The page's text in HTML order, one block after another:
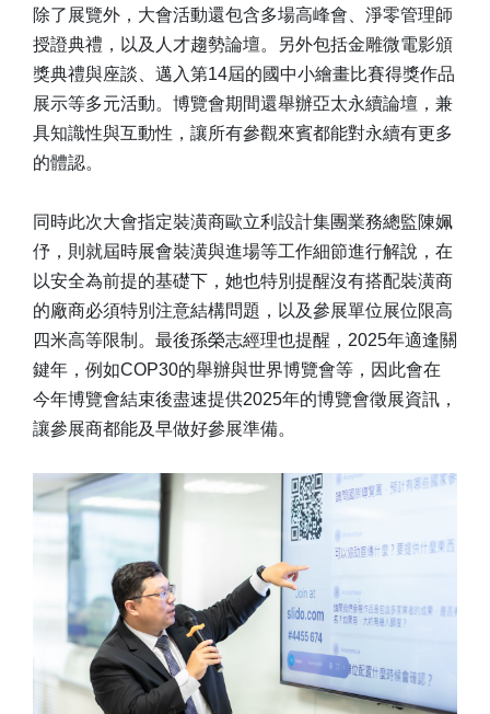
除了展覽外，大會活動還包含多場高峰會、淨零管理師
授證典禮，以及人才趨勢論壇。另外包括金雕微電影頒
獎典禮與座談、邁入第14屆的國中小繪畫比賽得獎作品
展示等多元活動。博覽會期間還舉辦亞太永續論壇，兼
具知識性與互動性，讓所有參觀來賓都能對永續有更多
的體認。
同時此次大會指定裝潢商歐立利設計集團業務總監陳姵
伃，則就屆時展會裝潢與進場等工作細節進行解說，在
以安全為前提的基礎下，她也特別提醒沒有搭配裝潢商
的廠商必須特別注意結構問題，以及參展單位展位限高
四米高等限制。最後孫榮志經理也提醒，2025年適逢關
鍵年，例如COP30的舉辦與世界博覽會等，因此會在
今年博覽會結束後盡速提供2025年的博覽會徵展資訊，
讓參展商都能及早做好參展準備。